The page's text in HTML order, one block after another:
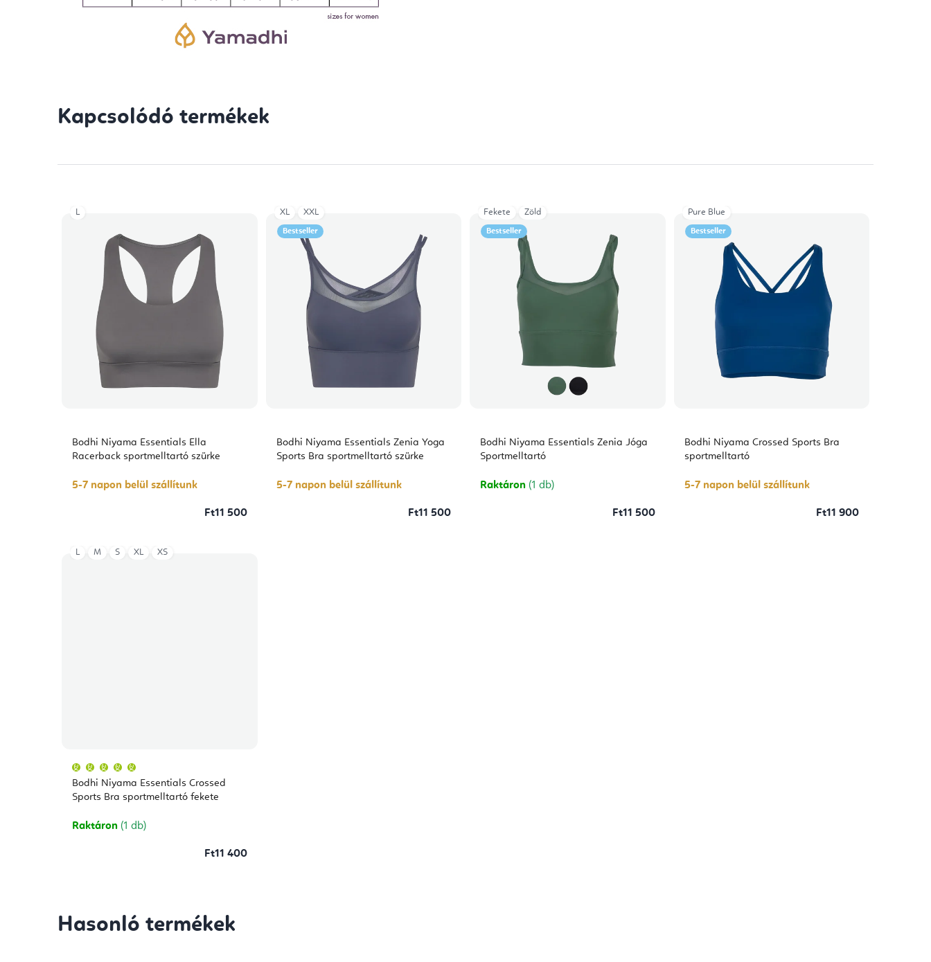
Kapcsolódó termékek
Bodhi Niyama Essentials Ella
Racerback sportmelltartó szürke
5-7 napon belül szállítunk
Ft11 500
L
Bestseller
Bodhi Niyama Essentials Zenia Yoga
Sports Bra sportmelltartó szürke
5-7 napon belül szállítunk
Ft11 500
XL XXL
Bestseller
Bodhi Niyama Essentials Zenia Jóga
Sportmelltartó
Raktáron (1 db)
Ft11 500
Fekete Zöld
Bestseller
Bodhi Niyama Crossed Sports Bra
sportmelltartó
5-7 napon belül szállítunk
Ft11 900
Pure Blue
Bodhi Niyama Essentials Crossed
Sports Bra sportmelltartó fekete
átlagos
értékelése
5-
csillag.
Raktáron (1 db)
Ft11 400
L M S XL XS
Hasonló termékek